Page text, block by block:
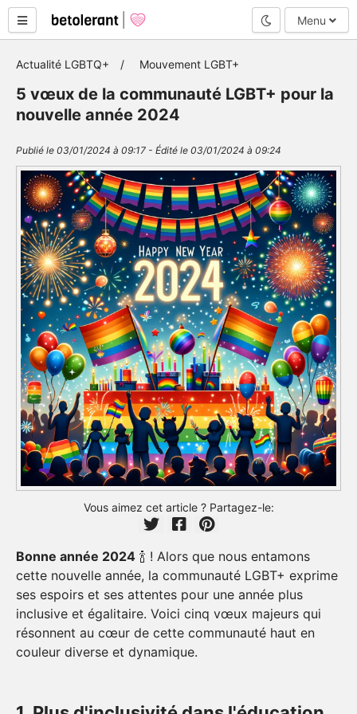
Mode nuit
Menu
Actualité LGBTQ+ Mouvement LGBT+
5 vœux de la communauté LGBT+ pour la
nouvelle année 2024
Publié le 03/01/2024 à 09:17 - Édité le 03/01/2024 à 09:24
Vous aimez cet article ? Partagez-le:
Bonne année 2024 🍾 ! Alors que nous entamons
cette nouvelle année, la communauté LGBT+ exprime
ses espoirs et ses attentes pour une année plus
inclusive et égalitaire. Voici cinq vœux majeurs qui
résonnent au cœur de cette communauté haut en
couleur diverse et dynamique.